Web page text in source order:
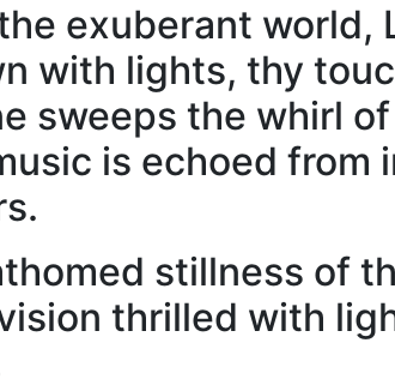
exuberant
with lights, thy
sweeps the whirl of
is echoed from
stillness of
thrilled with